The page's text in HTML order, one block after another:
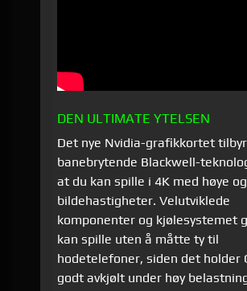
DEN ULTIMATE YTELSEN
Det nye Nvidia-grafikkortet tilbyr
banebrytende Blackwell-
at du kan spille i 4K med høye
bildehastigheter. Velutviklede
komponenter og kjølesystemet
kan spille uten å måtte ty til
hodetelefoner, siden det holder
godt avkjølt under høy